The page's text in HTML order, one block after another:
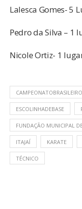
Lalesca Gomes- 5
Pedro da Silva – 1
Nicole Ortiz- 1
CAMPEONATOBRASILEIRO
ESCOLINHADEBASE
FUNDAÇÃO MUNICIPAL
ITAJAÍ KARATE
TÉCNICO